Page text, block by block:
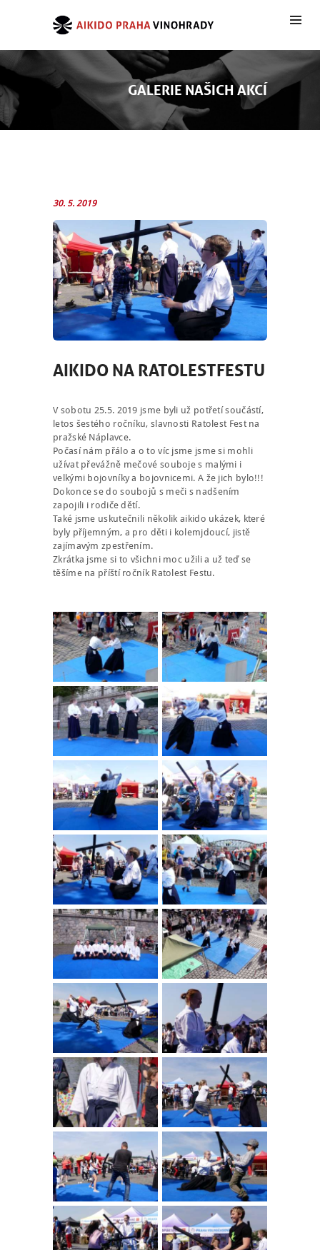
GALERIE NAŠICH AKCÍ
30. 5. 2019
AIKIDO NA RATOLESTFESTU
V sobotu 25.5. 2019 jsme byli už potřetí součástí,
letos šestého ročníku, slavnosti Ratolest Fest na
pražské Náplavce.
Počasí nám přálo a o to víc jsme jsme si mohli
užívat převážně mečové souboje s malými i
velkými bojovníky a bojovnicemi. A že jich bylo!!!
Dokonce se do soubojů s meči s nadšením
zapojili i rodiče dětí.
Také jsme uskutečnili několik aikido ukázek, které
byly příjemným, a pro děti i kolemjdoucí, jistě
zajímavým zpestřením.
Zkrátka jsme si to všichni moc užili a už teď se
těšíme na příští ročník Ratolest Festu.